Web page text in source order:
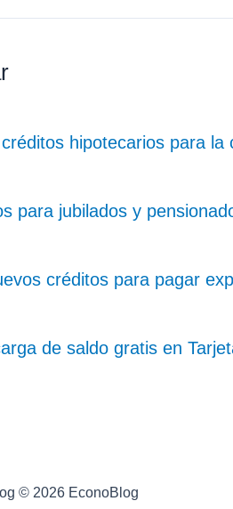
hipotecarios para la
para jubilados y
créditos para pagar
de saldo gratis en
© 2026 EconoBlog